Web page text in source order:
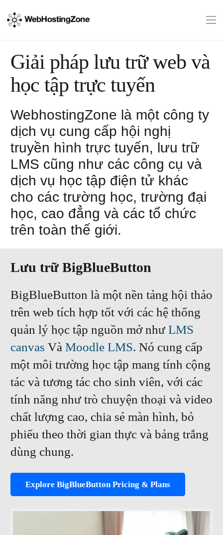
Giải pháp lưu trữ web và
học tập trực tuyến
WebhostingZone là một công ty
dịch vụ cung cấp hội nghị
truyền hình trực tuyến, lưu trữ
LMS cũng như các công cụ và
dịch vụ học tập điện tử khác
cho các trường học, trường đại
học, cao đẳng và các tổ chức
trên toàn thế giới.
Lưu trữ BigBlueButton
BigBlueButton là một nền tảng hội thảo
trên web tích hợp tốt với các hệ thống
quản lý học tập nguồn mở nhưLMS
canvas Và Moodle LMS. Nó cung cấp
một môi trường học tập mang tính cộng
tác và tương tác cho sinh viên, với các
tính năng như trò chuyện thoại và video
chất lượng cao, chia sẻ màn hình, bỏ
phiếu theo thời gian thực và bảng trắng
dùng chung.
Explore BigBlueButton Pricing & Plans